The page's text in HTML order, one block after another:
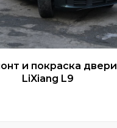
и покраска двери
LiXiang L9